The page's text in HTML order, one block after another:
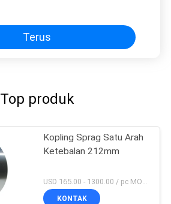
Terus
Top produk
Kopling Sprag Satu Arah
Ketebalan 212mm
KONTAK